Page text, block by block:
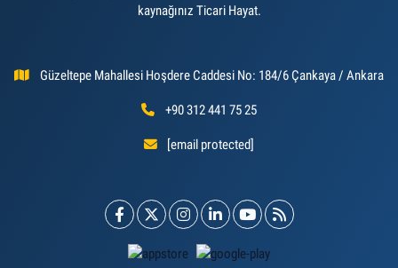
kaynağınız Ticari Hayat.
Güzeltepe Mahallesi Hoşdere Caddesi No: 184/6 Çankaya / Ankara
+90 312 441 75 25
[email protected]